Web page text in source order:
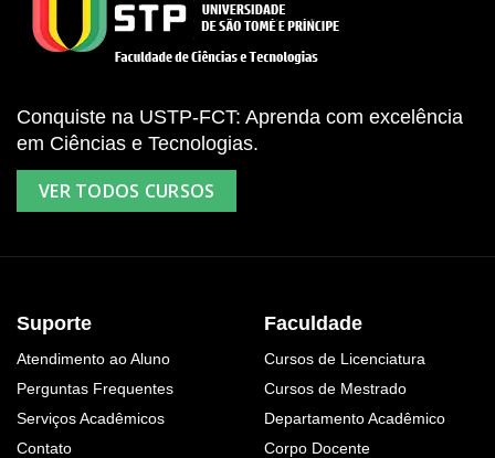
Conquiste na USTP-FCT: Aprenda com excelência
em Ciências e Tecnologias.
VER TODOS CURSOS
Suporte
Atendimento ao Aluno
Perguntas Frequentes
Serviços Acadêmicos
Contato
Faculdade
Cursos de Licenciatura
Cursos de Mestrado
Departamento Acadêmico
Corpo Docente